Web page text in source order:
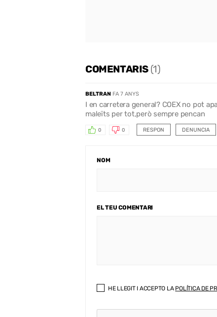
COMENTARIS (1)
BELTRAN FA 7 ANYS
I en carretera general? COEX no pot
maleïts per tot,però sempre pencan
RESPON
0 0 DENUNCIA
NOM
EL TEU COMENTARI
HE LLEGIT I ACCEPTO LA POLÍTICA DE